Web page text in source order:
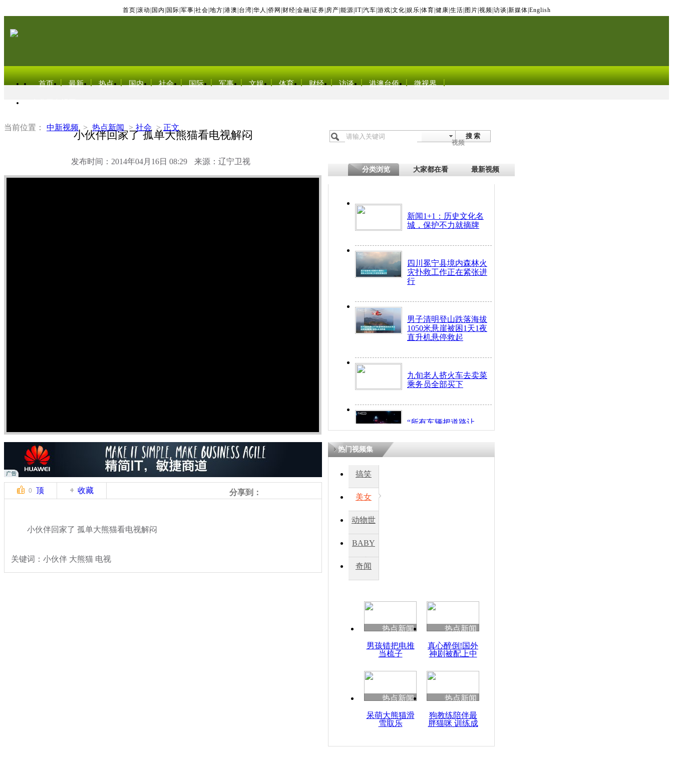
首页 滚动 国内 国际 军事 社会 地方 港澳 台湾 华人 侨网 财经 金融 证券 房产 能源 IT| 汽车 游戏 文化 娱乐 体育 健康 生活 图片 视频 访谈 新媒体 English
首页 最新 热点 国内 社会 国际 军事 文娱 体育 财经 访谈 港澳台侨 微视界
当前位置： 中新视频 > 热点新闻 > 社会 > 正文
小伙伴回家了 孤单大熊猫看电视解闷
发布时间：2014年04月16日 08:29 来源：辽宁卫视
搜 索
视频
分类浏览 大家都在看 最新视频
新闻1+1：历史文化名
城，保护不力就摘牌
四川冕宁县境内森林火
灾扑救工作正在紧张进
行
男子清明登山跌落海拔
1050米悬崖被困1天1夜
直升机悬停救起
九旬老人挤火车去卖菜
乘务员全部买下
“所有车辆把道路让
开！”儿童突发疾病交
因
度苗族花山节
魂
0 顶 收藏 分享到：
小伙伴回家了 孤单大熊猫看电视解闷
关键词：小伙伴 大熊猫 电视
热门视频集
搞笑
美女
动物世
BABY
秀
奇闻
热点新闻
男孩错把电推
当梳子
热点新闻
真心醉倒!国外
神剧被配上中
热点新闻
呆萌大熊猫滑
雪取乐
热点新闻
狗教练陪伴最
胖猫咪 训练成